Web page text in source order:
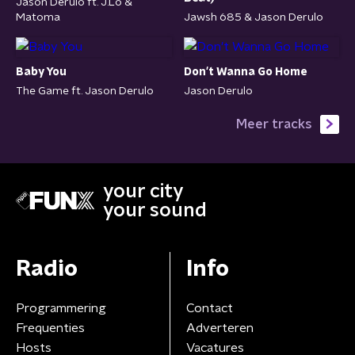
Matoma
Jawsh 685 & Jason Derulo
Baby You
The Game ft. Jason Derulo
Don't Wanna Go Home
Jason Derulo
Meer tracks
your city
your sound
Radio
Programmering
Frequenties
Hosts
Info
Contact
Adverteren
Vacatures